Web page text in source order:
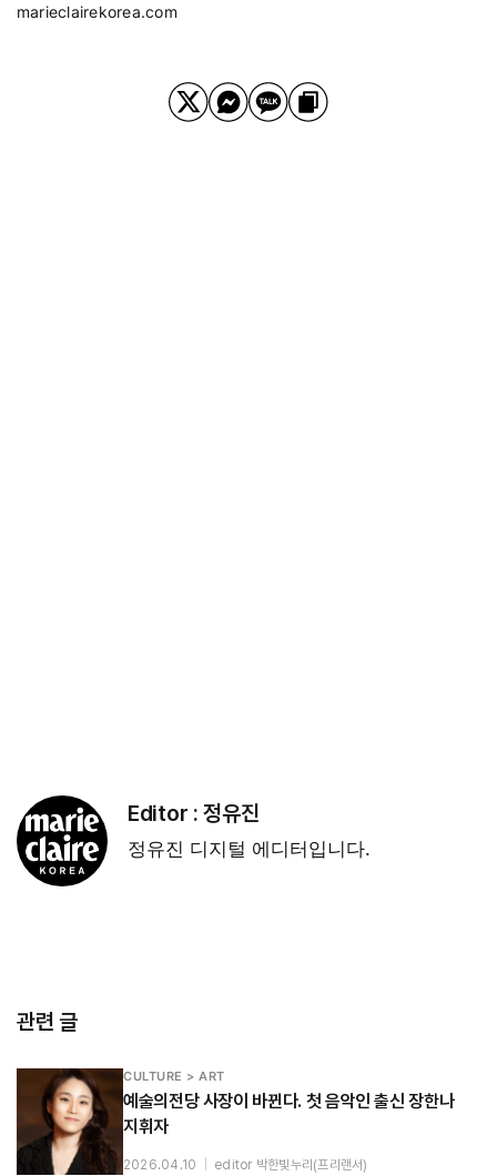
marieclairekorea.com
Editor :정유진
정유진 디지털 에디터입니다.
관련 글
CULTURE > ART
예술의전당 사장이 바뀐다. 첫 음악인 출신 장한나
지휘자
2026.04.10 editor 박한빛누리(프리랜서)